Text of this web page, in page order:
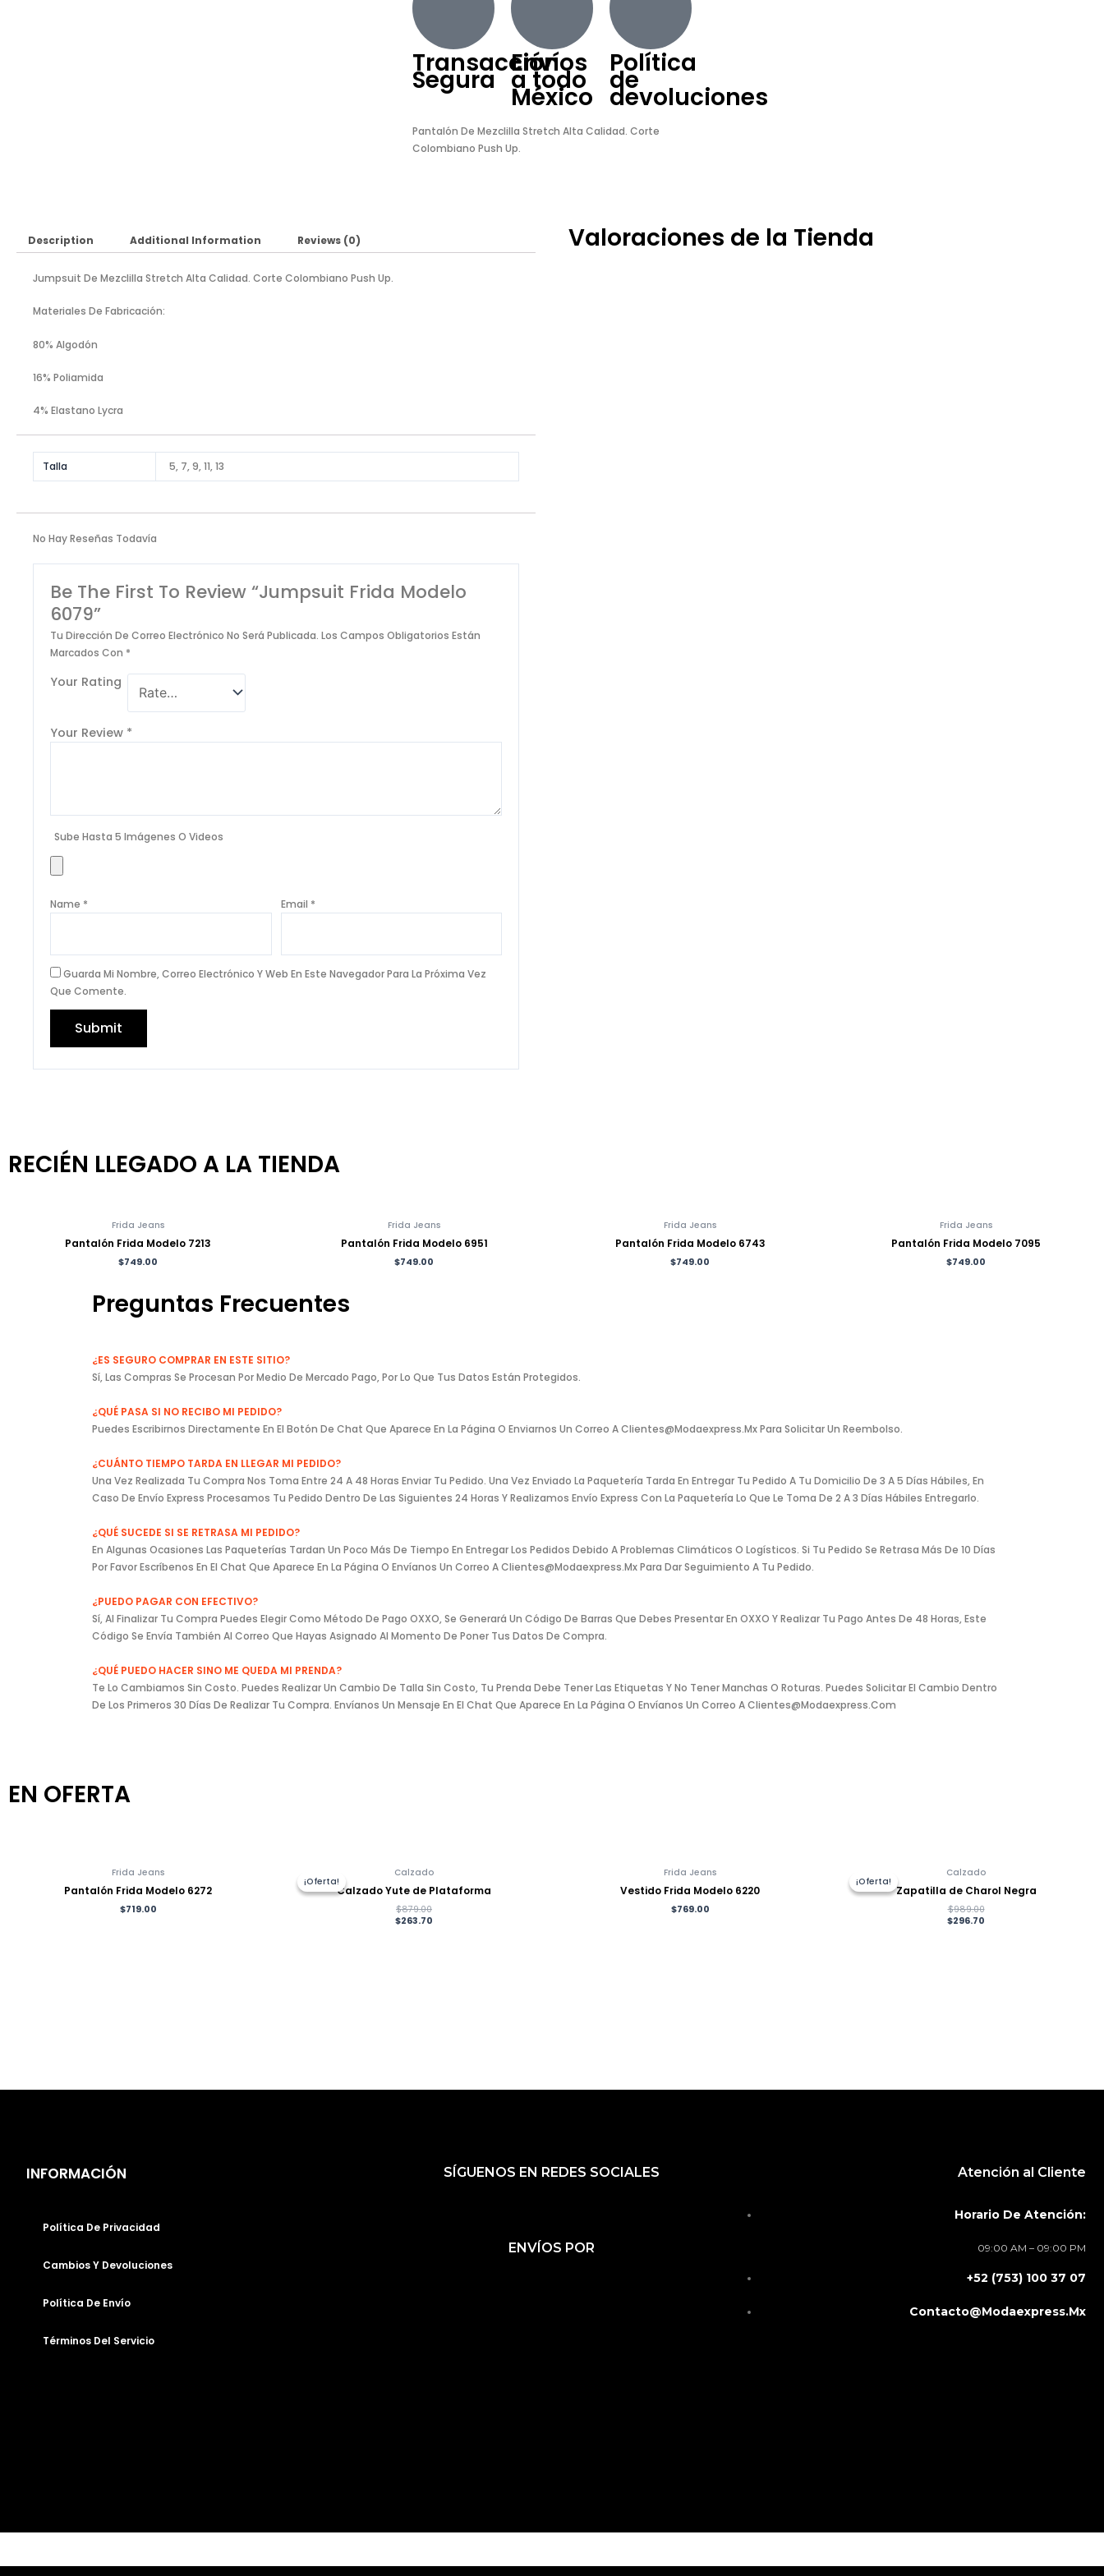
Transacción
Segura
Envíos
a todo
México
Política
de
devoluciones
Pantalón De Mezclilla Stretch Alta Calidad. Corte
Colombiano Push Up.
Description Additional Information Reviews (0)
Jumpsuit De Mezclilla Stretch Alta Calidad. Corte Colombiano Push Up.
Materiales De Fabricación:
80% Algodón
16% Poliamida
4% Elastano Lycra
Talla 5, 7, 9, 11, 13
No Hay Reseñas Todavía
Be The First To Review “Jumpsuit Frida Modelo
6079”
Tu Dirección De Correo Electrónico No Será Publicada. Los Campos Obligatorios Están
Marcados Con *
Your Rating
Your Review *
Sube Hasta 5 Imágenes O Videos
Name * Email *
Guarda Mi Nombre, Correo Electrónico Y Web En Este Navegador Para La Próxima Vez
Que Comente.
Valoraciones de la Tienda
RECIÉN LLEGADO A LA TIENDA
Frida Jeans
Pantalón Frida Modelo 7213
$749.00
Frida Jeans
Pantalón Frida Modelo 6951
$749.00
Frida Jeans
Pantalón Frida Modelo 6743
$749.00
Frida Jeans
Pantalón Frida Modelo 7095
$749.00
Preguntas Frecuentes
¿ES SEGURO COMPRAR EN ESTE SITIO?
Sí, Las Compras Se Procesan Por Medio De Mercado Pago, Por Lo Que Tus Datos Están Protegidos.
¿QUÉ PASA SI NO RECIBO MI PEDIDO?
Puedes Escribirnos Directamente En El Botón De Chat Que Aparece En La Página O Enviarnos Un Correo A Clientes@modaexpress.mx Para Solicitar Un Reembolso.
¿CUÁNTO TIEMPO TARDA EN LLEGAR MI PEDIDO?
Una Vez Realizada Tu Compra Nos Toma Entre 24 A 48 Horas Enviar Tu Pedido. Una Vez Enviado La Paquetería Tarda En Entregar Tu Pedido A Tu Domicilio De 3 A 5 Días Hábiles, En
Caso De Envío Express Procesamos Tu Pedido Dentro De Las Siguientes 24 Horas Y Realizamos Envío Express Con La Paquetería Lo Que Le Toma De 2 A 3 Días Hábiles Entregarlo.
¿QUÉ SUCEDE SI SE RETRASA MI PEDIDO?
En Algunas Ocasiones Las Paqueterías Tardan Un Poco Más De Tiempo En Entregar Los Pedidos Debido A Problemas Climáticos O Logísticos. Si Tu Pedido Se Retrasa Más De 10 Días
Por Favor Escríbenos En El Chat Que Aparece En La Página O Envíanos Un Correo A Clientes@modaexpress.mx Para Dar Seguimiento A Tu Pedido.
¿PUEDO PAGAR CON EFECTIVO?
Sí, Al Finalizar Tu Compra Puedes Elegir Como Método De Pago OXXO, Se Generará Un Código De Barras Que Debes Presentar En OXXO Y Realizar Tu Pago Antes De 48 Horas, Este
Código Se Envía También Al Correo Que Hayas Asignado Al Momento De Poner Tus Datos De Compra.
¿QUÉ PUEDO HACER SINO ME QUEDA MI PRENDA?
Te Lo Cambiamos Sin Costo. Puedes Realizar Un Cambio De Talla Sin Costo, Tu Prenda Debe Tener Las Etiquetas Y No Tener Manchas O Roturas. Puedes Solicitar El Cambio Dentro
De Los Primeros 30 Días De Realizar Tu Compra. Envíanos Un Mensaje En El Chat Que Aparece En La Página O Envíanos Un Correo A Clientes@modaexpress.com
EN OFERTA
Frida Jeans
Pantalón Frida Modelo 6272
$719.00
¡Oferta!
¡Oferta!
Calzado
Calzado Yute de Plataforma
$879.00
$263.70
Frida Jeans
Vestido Frida Modelo 6220
$769.00
¡Oferta!
¡Oferta!
Calzado
Zapatilla de Charol Negra
$989.00
$296.70
INFORMACIÓN
Política De Privacidad
Cambios Y Devoluciones
Política De Envío
Términos Del Servicio
SÍGUENOS EN REDES SOCIALES
C
S
K
ENVÍOS POR
Atención al Cliente
Horario De Atención:
09:00 AM – 09:00 PM
+52 (753) 100 37 07
Contacto@modaexpress.mx